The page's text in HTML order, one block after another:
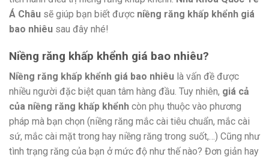
Á Châu sẽ giúp bạn biết được niềng răng khấp khểnh giá
bao nhiêu sau đây nhé!
Niềng răng khấp khểnh giá bao nhiêu?
Niềng răng khấp khểnh giá bao nhiêu là vấn đề được
nhiều người đặc biệt quan tâm hàng đầu. Tuy nhiên, giá cả
của niềng răng khấp khểnh còn phụ thuộc vào phương
pháp mà bạn chọn (niềng răng mắc cài tiêu chuẩn, mắc cài
sứ, mắc cài mặt trong hay niềng răng trong suốt,…) Cũng như
tình trạng răng của bạn ở mức độ như thế nào? Đơn giản hay